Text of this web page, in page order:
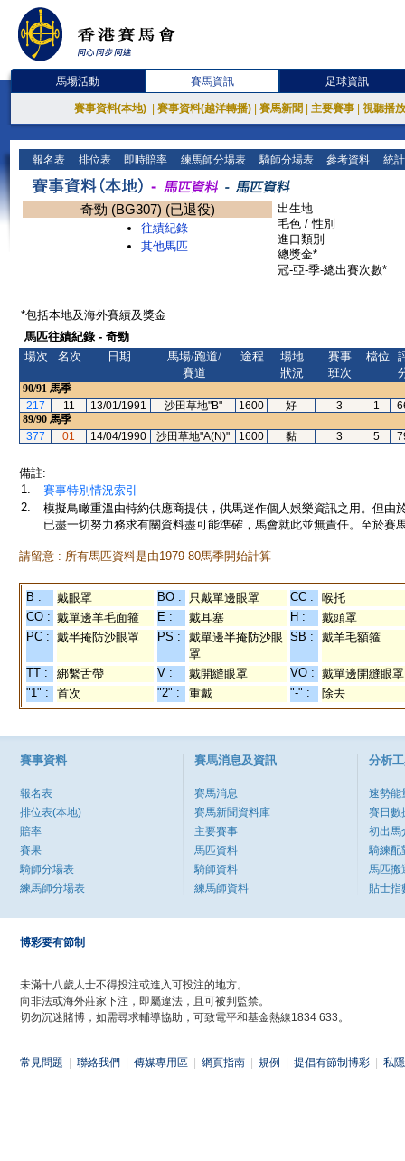
馬場活動 賽馬資訊 足球資訊
賽事資料(本地) 賽事資料(越洋轉播) 賽馬新聞 主要賽事 視聽播
報名表 排位表 即時賠率 練馬師分場表 騎師分場表 參考資料 統
奇勁 (BG307) (已退役)
往績紀錄
其他馬匹
出生地
毛色 / 性別
進口類別
總獎金*
冠-亞-季-總出賽次數*
*包括本地及海外賽績及獎金
馬匹往績紀錄 - 奇勁
場次
名次 日期
馬場/跑道/
賽道
途程
場地
狀況
賽事
班次
檔位
90/91 馬季
217
11 13/01/1991 沙田草地"B" 1600 好 3 1
89/90 馬季
377
01 14/04/1990 沙田草地"A(N)" 1600 黏 3 5
備註:
1.
賽事特別情況索引
2.
模擬鳥瞰重溫由特約供應商提供，供馬迷作個人娛樂資訊之用。但
已盡一切努力務求有關資料盡可能準確，馬會就此並無責任。至於賽
請留意 : 所有馬匹資料是由1979-80馬季開始計算
B : 戴眼罩 BO : 只戴單邊眼罩 CC :
喉托
CO : 戴單邊羊毛面箍 E : 戴耳塞 H :
戴頭罩
PC : 戴半掩防沙眼罩 PS :
戴單邊半掩防沙眼
罩
SB : 戴羊毛額箍
TT : 綁繫舌帶 V : 戴開縫眼罩 VO : 戴單邊開縫眼罩
"1" :
首次 "2" : 重戴 "-" : 除去
賽事資料
報名表
排位表(本地)
賠率
賽果
騎師分場表
練馬師分場表
賽馬消息及資訊
賽馬消息
賽馬新聞資料庫
主要賽事
馬匹資料
騎師資料
練馬師資料
分析
速勢能
賽日數
初出馬
騎練配
馬匹搬
貼士指
博彩要有節制
未滿十八歲人士不得投注或進入可投注的地方。
向非法或海外莊家下注，即屬違法，且可被判監禁。
切勿沉迷賭博，如需尋求輔導協助，可致電平和基金熱線1834 633。
常見問題 聯絡我們 傳媒專用區 網頁指南 規例 提倡有節制博彩 私